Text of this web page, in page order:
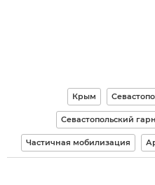
Крым
Севастопольский
Частичная мобилизация